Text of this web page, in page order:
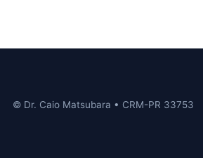
© Dr. Caio Matsubara • CRM-PR 33753